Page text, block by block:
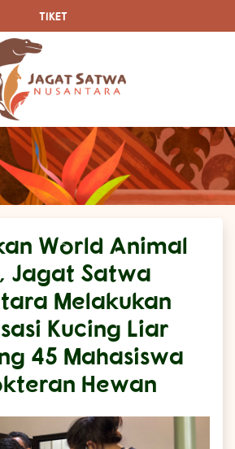
TIKET
World Animal
Jagat Satwa
Melakukan
Kucing Liar
45 Mahasiswa
Hewan